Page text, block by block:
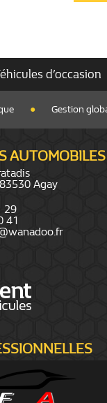
d’occasion
● Gestion
AUTOMOBILES
Agay
29
41